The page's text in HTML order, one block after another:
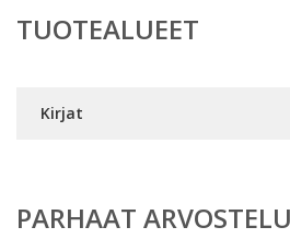
TUOTEALUEET
Kirjat
PARHAAT